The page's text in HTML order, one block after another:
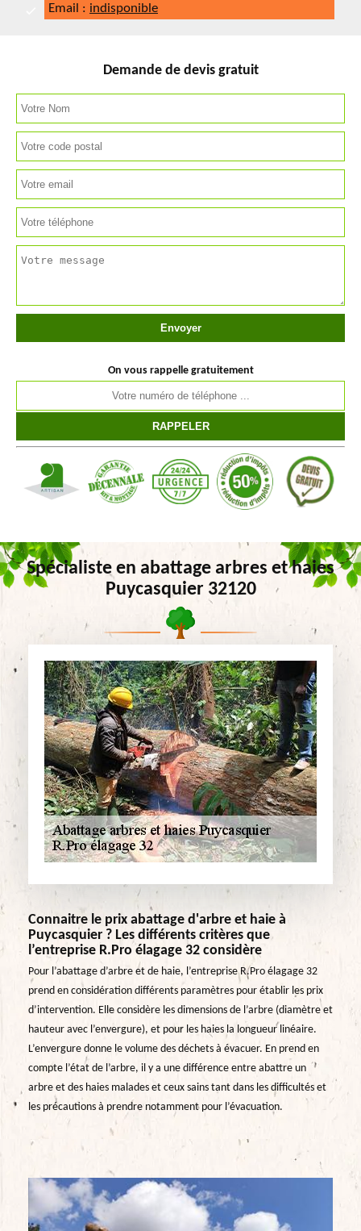
Email : indisponible
Demande de devis gratuit
On vous rappelle gratuitement
Spécialiste en abattage arbres et haies
Puycasquier 32120
Connaitre le prix abattage d'arbre et haie à
Puycasquier ? Les différents critères que
l’entreprise R.Pro élagage 32 considère
Pour l’abattage d’arbre et de haie, l’entreprise R.Pro élagage 32
prend en considération différents paramètres pour établir les prix
d’intervention. Elle considère les dimensions de l’arbre (diamètre et
hauteur avec l’envergure), et pour les haies la longueur linéaire.
L’envergure donne le volume des déchets à évacuer. En prend en
compte l’état de l’arbre, il y a une différence entre abattre un
arbre et des haies malades et ceux sains tant dans les difficultés et
les précautions à prendre notamment pour l’évacuation.